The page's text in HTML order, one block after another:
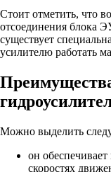
Стоит отметить, что
отсоединения блока
существует
усилителю работать
Можно выделить
он
скоростях